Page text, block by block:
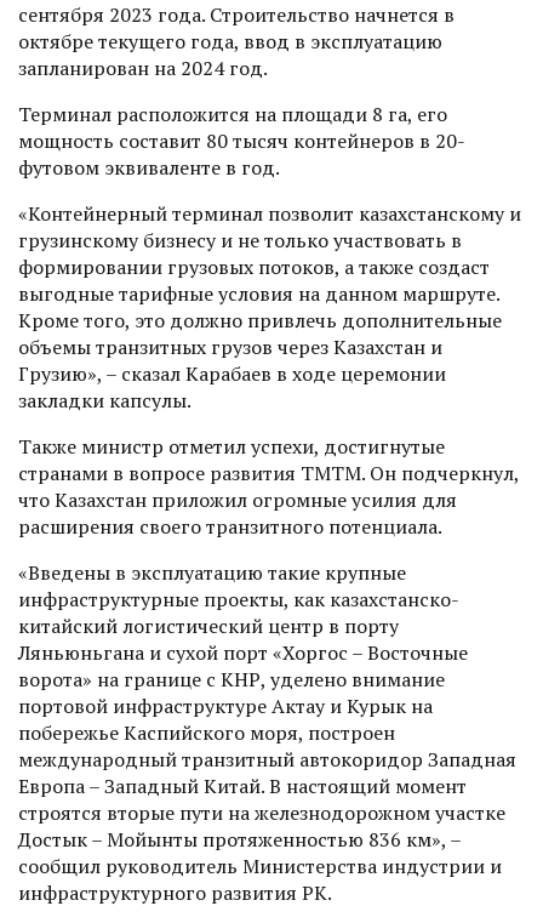
сентября 2023 года. Строительство начнется в
октябре текущего года, ввод в эксплуатацию
запланирован на 2024 год.
Терминал расположится на площади 8 га, его
мощность составит 80 тысяч контейнеров в 20-
футовом эквиваленте в год.
«Контейнерный терминал позволит казахстанскому и
грузинскому бизнесу и не только участвовать в
формировании грузовых потоков, а также создаст
выгодные тарифные условия на данном маршруте.
Кроме того, это должно привлечь дополнительные
объемы транзитных грузов через Казахстан и
Грузию», – сказал Карабаев в ходе церемонии
закладки капсулы.
Также министр отметил успехи, достигнутые
странами в вопросе развития ТМТМ. Он подчеркнул,
что Казахстан приложил огромные усилия для
расширения своего транзитного потенциала.
«Введены в эксплуатацию такие крупные
инфраструктурные проекты, как казахстанско-
китайский логистический центр в порту
Ляньюньгана и сухой порт «Хоргос – Восточные
ворота» на границе с КНР, уделено внимание
портовой инфраструктуре Актау и Курык на
побережье Каспийского моря, построен
международный транзитный автокоридор Западная
Европа – Западный Китай. В настоящий момент
строятся вторые пути на железнодорожном участке
Достык – Мойынты протяженностью 836 км», –
сообщил руководитель Министерства индустрии и
инфраструктурного развития РК.